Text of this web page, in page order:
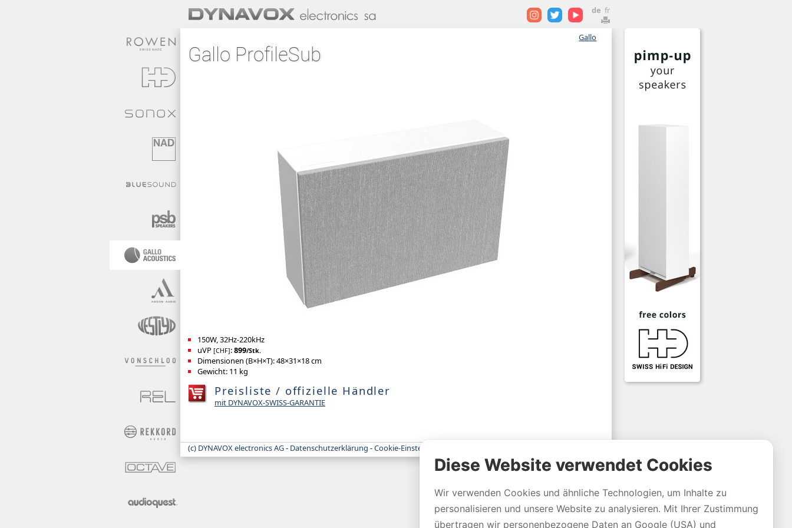
de fr
Gallo
Gallo ProfileSub
150W, 32Hz-220kHz
uVP [CHF]:899/Stk.
Dimensionen (B×H×T): 48×31×18 cm
Gewicht: 11 kg
Preisliste / offizielle Händler
mit DYNAVOX-SWISS-GARANTIE
(c) DYNAVOX electronics AG- Datenschutzerklärung -Cookie-Einstellungen
Diese Website verwendet Cookies
Wir verwenden Cookies und ähnliche Technologien, um Inhalte zu
personalisieren und unsere Website zu analysieren. Mit Ihrer Zustimmung
übertragen wir personenbezogene Daten an Google (USA) und